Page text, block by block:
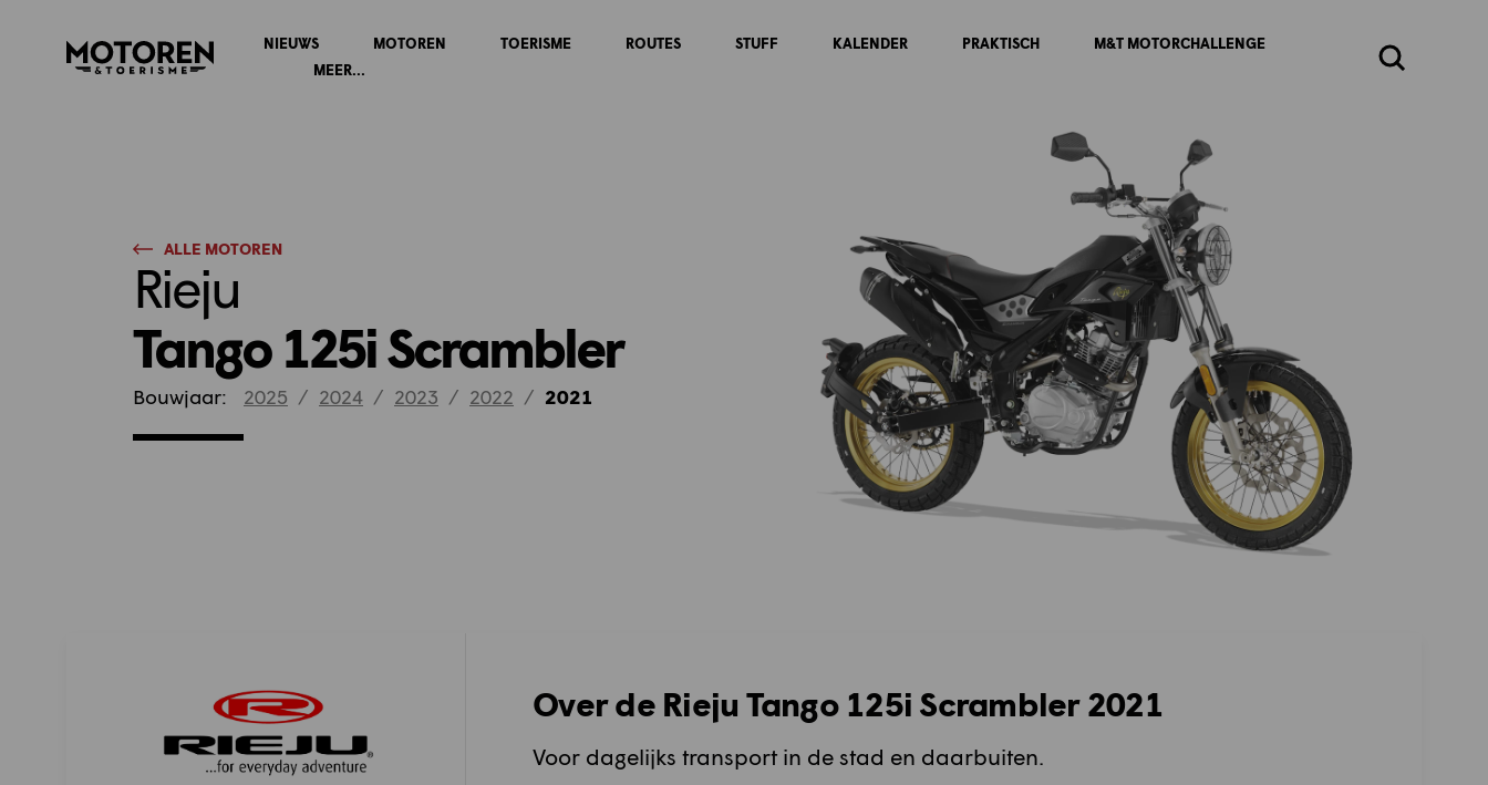
Homepage
NIEUWS MOTOREN TOERISME ROUTES STUFF KALENDER PRAKTISCH
M&T MOTORCHALLENGE
MEER...
Zoeken
ALLE MOTOREN
Rieju
Tango 125i Scrambler
Bouwjaar: 2025 / 2024 / 2023 / 2022 / 2021
Over de Rieju Tango 125i Scrambler 2021
Voor dagelijks transport in de stad en daarbuiten.